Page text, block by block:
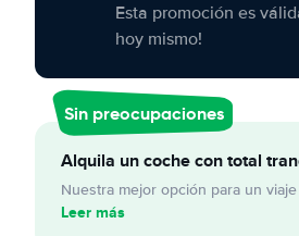
Esta promoción es
hoy mismo!
Sin preocupaciones
Alquila un coche con total
Nuestra mejor opción para un
Leer más